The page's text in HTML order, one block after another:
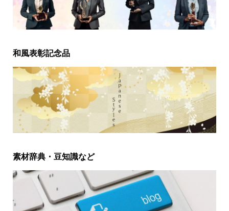
和風表彰記念品
素材辞典・豆知識など